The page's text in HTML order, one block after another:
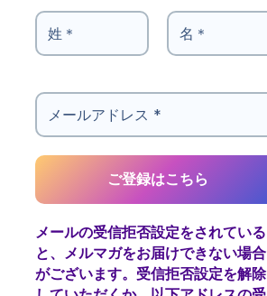
メールの受信拒否設定をされている
と、メルマガをお届けできない場合
がございます。受信拒否設定を解除